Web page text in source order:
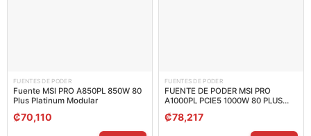
FUENTES DE PODER
Fuente MSI PRO A850PL 850W 80
Plus Platinum Modular
₡70,110
FUENTES DE PODER
FUENTE DE PODER MSI PRO
A1000PL PCIE5 1000W 80 PLUS
PLATINUM MODULAR ATX 306-
7ZPLX12-HD8
₡78,217